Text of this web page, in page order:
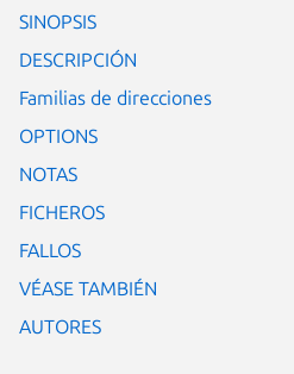
SINOPSIS
DESCRIPCIÓN
Familias de direcciones
OPTIONS
NOTAS
FICHEROS
FALLOS
VÉASE TAMBIÉN
AUTORES